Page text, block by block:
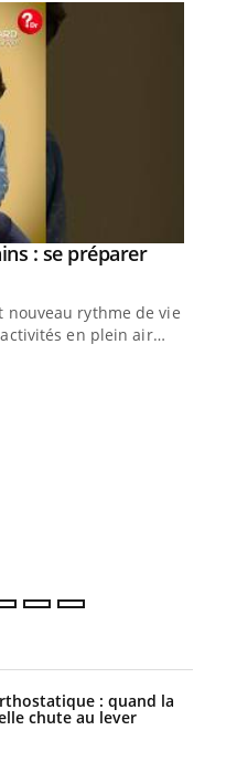
: se préparer
rythme de vie !
activités en plein air…
: quand la
chute au lever